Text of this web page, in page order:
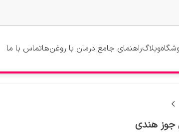
وبلاگراهنمای جامع درمان با روغن‌هاتماس با ما
جوز هندی